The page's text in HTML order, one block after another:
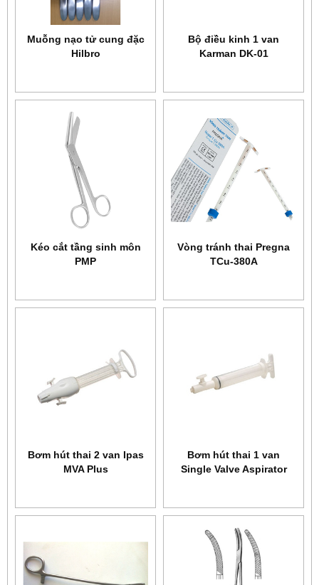
Muỗng nạo tử cung đặc
Hilbro
Bộ điều kinh 1 van
Karman DK-01
Kéo cắt tầng sinh môn
PMP
Vòng tránh thai Pregna
TCu-380A
Bơm hút thai 2 van Ipas
MVA Plus
Bơm hút thai 1 van
Single Valve Aspirator